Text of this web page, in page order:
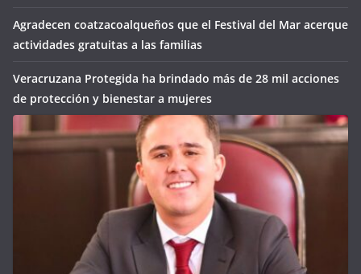
Agradecen coatzacoalqueños que el Festival del Mar acerque
actividades gratuitas a las familias
Veracruzana Protegida ha brindado más de 28 mil acciones
de protección y bienestar a mujeres